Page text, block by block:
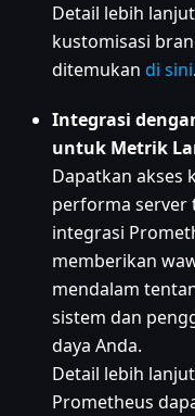
Detail lebih
kustomisasi
ditemukan di sini.
Integrasi
untuk Metrik
Dapatkan akses
performa server
integrasi
memberikan
mendalam
sistem dan
daya Anda.
Detail lebih
Prometheus